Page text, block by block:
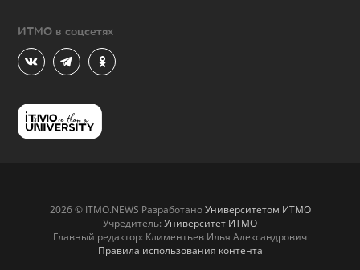
ИТМО в соцсетях
2026 © ITMO.NEWS РазработаноУниверситетом ИТМО
Учредитель: Университет ИТМО
Главный редактор: Климентьев Илья Александрович
Правила использования контента